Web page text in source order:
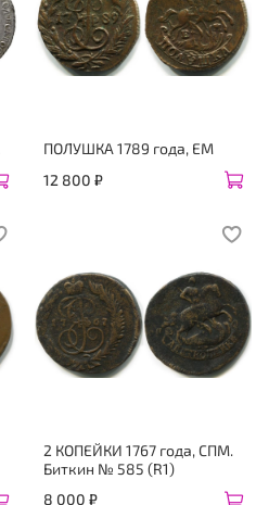
ПОЛУШКА 1789 года, ЕМ
12 800 ₽
2 КОПЕЙКИ 1767 года, СПМ.
Биткин № 585 (R1)
8 000 ₽